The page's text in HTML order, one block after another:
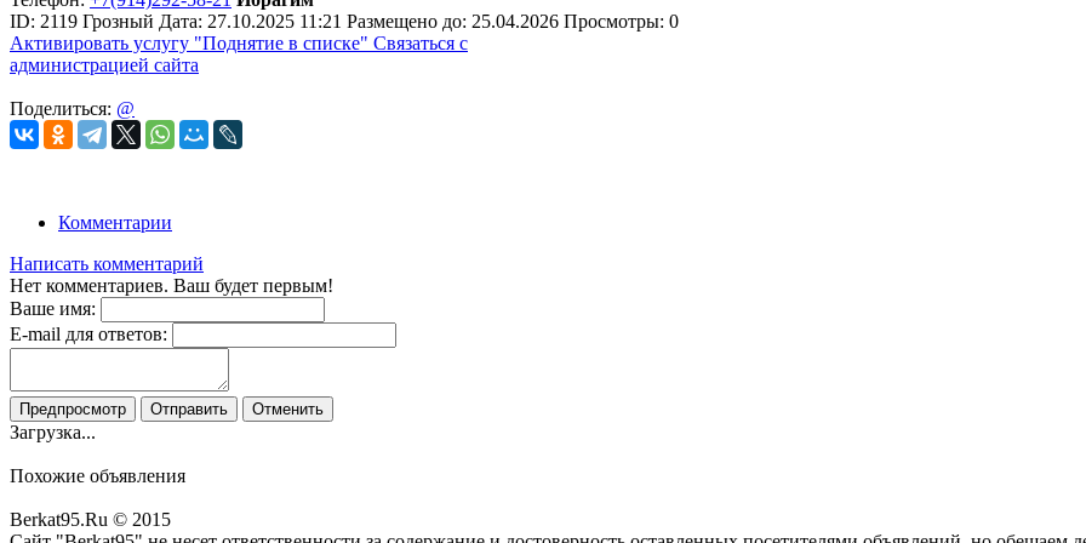
ID: 2119 Грозный Дата: 27.10.2025 11:21 Размещено до: 25.04.2026 Просмотры: 0
Активировать услугу "Поднятие в списке" Связаться с
администрацией сайта
Поделиться: @
Комментарии
Написать комментарий
Нет комментариев. Ваш будет первым!
Ваше имя:
E-mail для ответов:
Предпросмотр Отправить Отменить
Загрузка...
Похожие объявления
Berkat95.Ru © 2015